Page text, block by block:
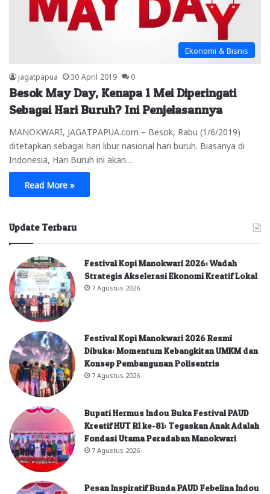
Ekonomi & Bisnis
jagatpapua 30 April 2019 0
Besok May Day, Kenapa 1 Mei Diperingati
Sebagai Hari Buruh? Ini Penjelasannya
MANOKWARI, JAGATPAPUA.com – Besok, Rabu (1/6/2019)
ditetapkan sebagai hari libur nasional hari buruh. Biasanya di
Indonesia, Hari Buruh ini akan…
Read More »
Update Terbaru
Festival Kopi Manokwari 2026: Wadah
Strategis Akselerasi Ekonomi Kreatif Lokal
7 Agustus 2026
Festival Kopi Manokwari 2026 Resmi
Dibuka: Momentum Kebangkitan UMKM dan
Konsep Pembangunan Polisentris
7 Agustus 2026
Bupati Hermus Indou Buka Festival PAUD
Kreatif HUT RI ke-81: Tegaskan Anak Adalah
Fondasi Utama Peradaban Manokwari
7 Agustus 2026
Pesan Inspiratif Bunda PAUD Febelina Indou